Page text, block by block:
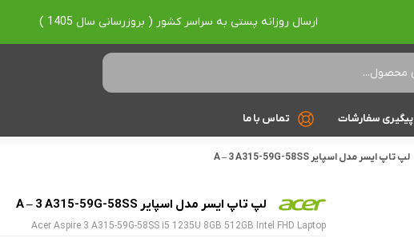
ارسال روزانه پستی به سراسر کشور ( بروزرسانی سال 1405 )
براساس برند
پیگیری سفارشات تماس با ما
لپ تاپ ایسر مدل اسپایر A – 3 A315-59G-58SS
لپ تاپ ایسر مدل اسپایر A – 3 A315-59G-58SS
Acer Aspire 3 A315-59G-58SS i5 1235U 8GB 512GB Intel FHD Laptop